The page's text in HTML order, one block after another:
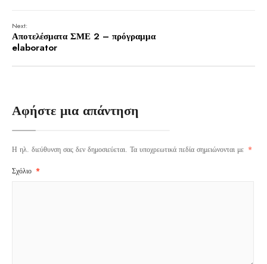
Next:
Αποτελέσματα ΣΜΕ 2 – πρόγραμμα
elaborator
Αφήστε μια απάντηση
Η ηλ. διεύθυνση σας δεν δημοσιεύεται. Τα υποχρεωτικά πεδία σημειώνονται με *
Σχόλιο *